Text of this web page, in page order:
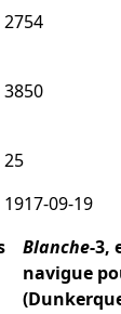
2754
3850
25
1917-09-19
Blanche-3,
navigue